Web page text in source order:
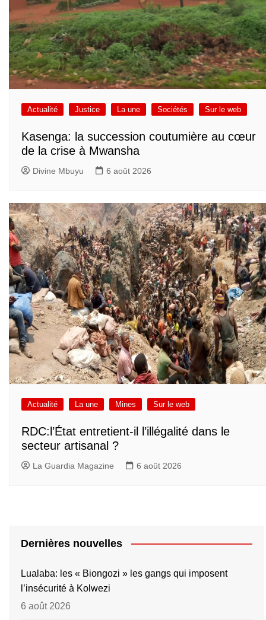
Actualité Justice La une Sociétés Sur le web
Kasenga: la succession coutumière au cœur
de la crise à Mwansha
Divine Mbuyu 6 août 2026
Actualité La une Mines Sur le web
RDC:l’État entretient-il l’illégalité dans le
secteur artisanal ?
La Guardia Magazine 6 août 2026
Dernières nouvelles
Lualaba: les « Biongozi » les gangs qui imposent
l’insécurité à Kolwezi
6 août 2026